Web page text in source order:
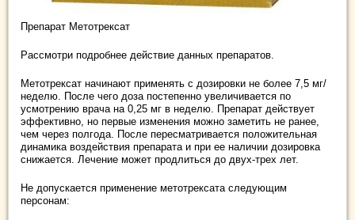
Препарат Метотрексат
Рассмотри подробнее действие данных препаратов.
Метотрексат начинают применять с дозировки не более 7,5 мг/
неделю. После чего доза постепенно увеличивается по
усмотрению врача на 0,25 мг в неделю. Препарат действует
эффективно, но первые изменения можно заметить не ранее,
чем через полгода. После пересматривается положительная
динамика воздействия препарата и при ее наличии дозировка
снижается. Лечение может продлиться до двух-трех лет.
Не допускается применение метотрексата следующим
персонам: